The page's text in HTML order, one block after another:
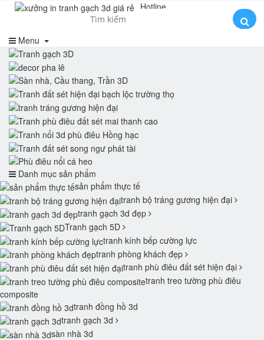
Hotline
Menu
Danh mục sản phẩm
sản phẩm thực tế
tranh bộ tráng gương hiện đại
tranh gạch 3d đẹp
Tranh gạch 5D
tranh kính bếp cường lực
tranh phòng khách đẹp
tranh phù điêu đất sét hiện đại
tranh treo tường phù điêu
composite
tranh đồng hồ 3d
tranh gạch 3d
sàn nhà 3d